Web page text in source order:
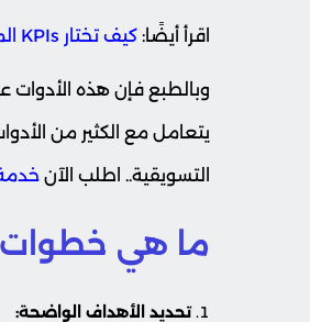
اقرأ أيضًا: كيف تختار KPIs المثلى لتسريع نمو تجارتك الإلكترونية؟
يتعامل مع الكثير من
التسويقية.. اطلب الآن خدمة
ما هي خطوات
تحديد الأهداف الواضحة: